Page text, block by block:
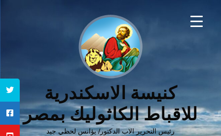
كنيسة الاسكندرية
للاقباط الكاثوليك بمصر
رئيس التحرير الاب الدكتور/ يؤانس لحظي جيد